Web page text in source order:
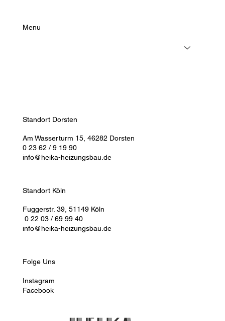
Menu
Standort Dorsten
Am Wasserturm 15, 46282 Dorsten
0 23 62 / 9 19 90
info@heika-heizungsbau.de
Standort Köln
Fuggerstr. 39, 51149 Köln
0 22 03 / 69 99 40
info@heika-heizungsbau.de
Folge Uns
Instagram
Facebook